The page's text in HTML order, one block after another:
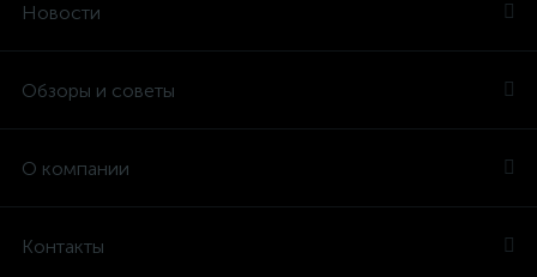
Новости
Обзоры и советы
О компании
Контакты